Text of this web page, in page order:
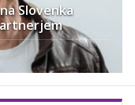
Slovenka